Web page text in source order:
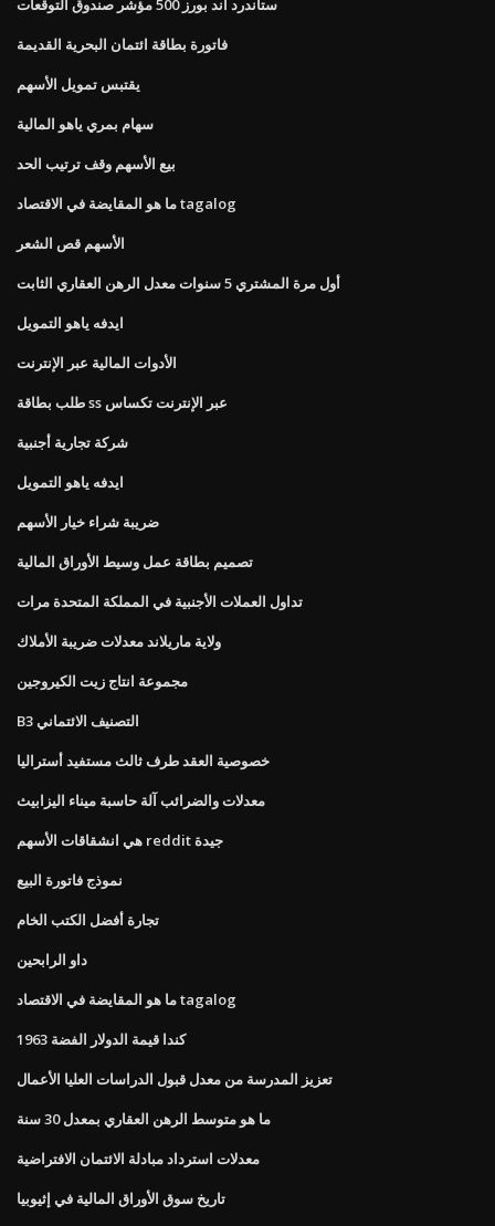
ستاندرد اند بورز 500 مؤشر صندوق التوقعات
فاتورة بطاقة ائتمان البحرية القديمة
يقتبس تمويل الأسهم
سهام بمري ياهو المالية
بيع الأسهم وقف ترتيب الحد
ما هو المقايضة في الاقتصاد tagalog
الأسهم قص الشعر
أول مرة المشتري 5 سنوات معدل الرهن العقاري الثابت
ايدفه ياهو التمويل
الأدوات المالية عبر الإنترنت
طلب بطاقة ss عبر الإنترنت تكساس
شركة تجارية أجنبية
ايدفه ياهو التمويل
ضريبة شراء خيار الأسهم
تصميم بطاقة عمل وسيط الأوراق المالية
تداول العملات الأجنبية في المملكة المتحدة مرات
ولاية ماريلاند معدلات ضريبة الأملاك
مجموعة انتاج زيت الكيروجين
B3 التصنيف الائتماني
خصوصية العقد طرف ثالث مستفيد أستراليا
معدلات والضرائب آلة حاسبة ميناء اليزابيث
هي انشقاقات الأسهم reddit جيدة
نموذج فاتورة البيع
تجارة أفضل الكتب الخام
داو الرابحين
ما هو المقايضة في الاقتصاد tagalog
1963 كندا قيمة الدولار الفضة
تعزيز المدرسة من معدل قبول الدراسات العليا الأعمال
ما هو متوسط ​​الرهن العقاري بمعدل 30 سنة
معدلات استرداد مبادلة الائتمان الافتراضية
تاريخ سوق الأوراق المالية في إثيوبيا